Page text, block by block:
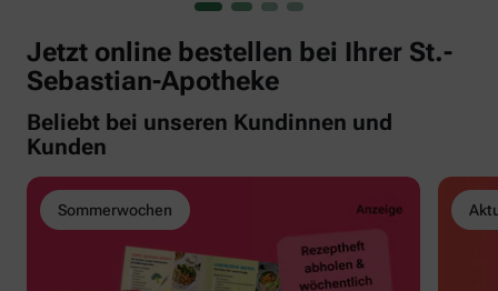
Jetzt online bestellen bei Ihrer St.-
Sebastian-Apotheke
Beliebt bei unseren Kundinnen und
Kunden
Sommerwochen